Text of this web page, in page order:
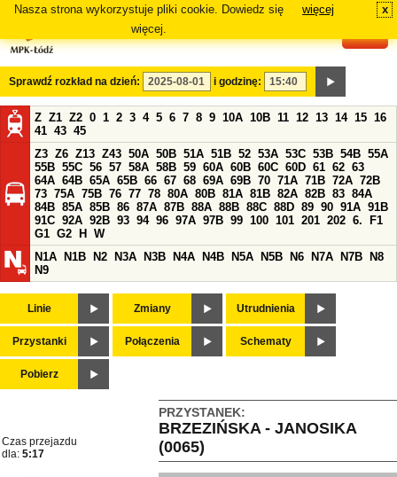
Nasza strona wykorzystuje pliki cookie. Dowiedz się
więcej.
więcej x
Sprawdź rozkład na dzień: i godzinę:
Z Z1 Z2 0 1 2 3 4 5 6 7 8 9 10A 10B 11 12 13 14 15 16
41 43 45
Z3 Z6 Z13 Z43 50A 50B 51A 51B 52 53A 53C 53B 54B 55A
55B 55C 56 57 58A 58B 59 60A 60B 60C 60D 61 62 63
64A 64B 65A 65B 66 67 68 69A 69B 70 71A 71B 72A 72B
73 75A 75B 76 77 78 80A 80B 81A 81B 82A 82B 83 84A
84B 85A 85B 86 87A 87B 88A 88B 88C 88D 89 90 91A 91B
91C 92A 92B 93 94 96 97A 97B 99 100 101 201 202 6.
F1
G1 G2 H
W
N1A
N1B N2 N3A N3B N4A N4B N5A N5B N6 N7A N7B
N8
N9
Linie Zmiany Utrudnienia
Przystanki Połączenia Schematy
Pobierz
PRZYSTANEK:
BRZEZIŃSKA - JANOSIKA
(0065)
Czas przejazdu
dla: 5:17